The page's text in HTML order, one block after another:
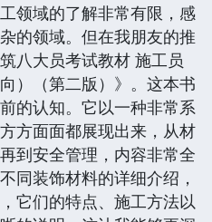
领域的了解非常有限，感
的领域。但在我朋友的推
八大员考试教材 施工员
）（第二版）》。这本书
的认知。它以一种非常系
方面面都展现出来，从材
到安全管理，内容非常全
同装饰材料的详细介绍，
它们的特点、施工方法以